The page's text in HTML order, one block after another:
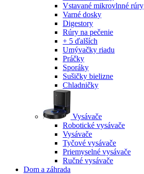
Vstavané mikrovlnné rúry
Varné dosky
Digestory
Rúry na pečenie
+ 5 ďalších
Umývačky riadu
Práčky
Sporáky
Sušičky bielizne
Chladničky
Vysávače
Robotické vysávače
Vysávače
Tyčové vysávače
Priemyselné vysávače
Ručné vysávače
Dom a záhrada